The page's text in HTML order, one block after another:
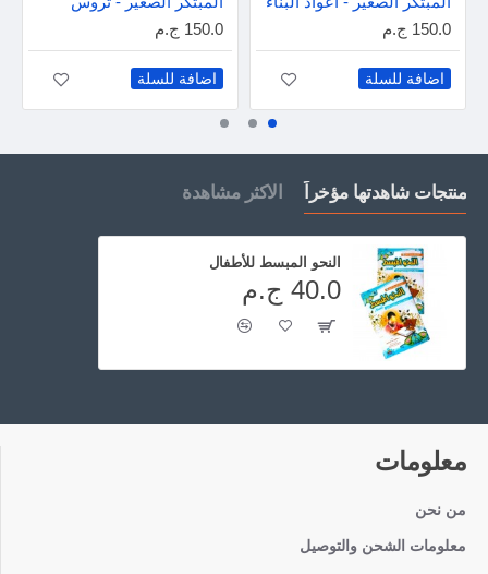
150.0 ج.م
اضافة للسلة
150.0 ج.م
اضافة للسلة
منتجات شاهدتها مؤخراً الاكثر مشاهدة
النحو المبسط للأطفال
40.0 ج.م
معلومات
من نحن
معلومات الشحن والتوصيل